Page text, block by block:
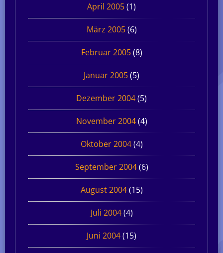
April 2005(1)
März 2005(6)
Februar 2005(8)
Januar 2005(5)
Dezember 2004(5)
November 2004(4)
Oktober 2004(4)
September 2004(6)
August 2004(15)
Juli 2004(4)
Juni 2004(15)